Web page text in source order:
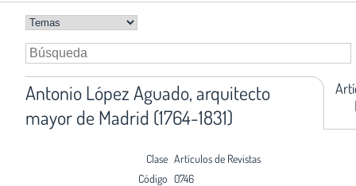
Antonio López Aguado, arquitecto
mayor de Madrid (1764-1831)
Clase Artículos de Revistas
Código 0746